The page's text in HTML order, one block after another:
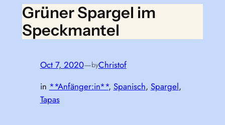
Grüner Spargel im
Speckmantel
Oct 7, 2020—byChristof
in **Anfänger:in**, Spanisch, Spargel
Tapas